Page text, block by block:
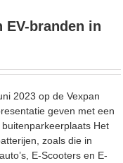
EV-branden in
2023 op de Vexpan
geven met een
Het
zoals die in
E-Scooters en E-